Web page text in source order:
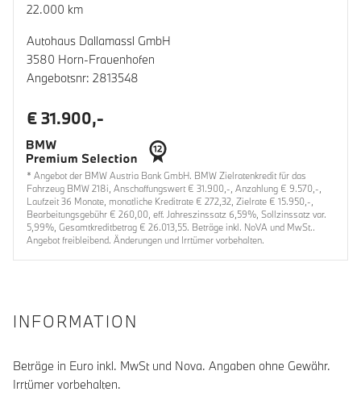
22.000 km
Autohaus Dallamassl GmbH
3580 Horn-Frauenhofen
Angebotsnr: 2813548
€ 31.900,-
* Angebot der BMW Austria Bank GmbH. BMW Zielratenkredit für das
Fahrzeug BMW 218i, Anschaffungswert € 31.900,-, Anzahlung € 9.570,-,
Laufzeit 36 Monate, monatliche Kreditrate € 272,32, Zielrate € 15.950,-,
Bearbeitungsgebühr € 260,00, eff. Jahreszinssatz 6,59%, Sollzinssatz var.
5,99%, Gesamtkreditbetrag € 26.013,55. Beträge inkl. NoVA und MwSt..
Angebot freibleibend. Änderungen und Irrtümer vorbehalten.
INFORMATION
Beträge in Euro inkl. MwSt und Nova. Angaben ohne Gewähr.
Irrtümer vorbehalten.